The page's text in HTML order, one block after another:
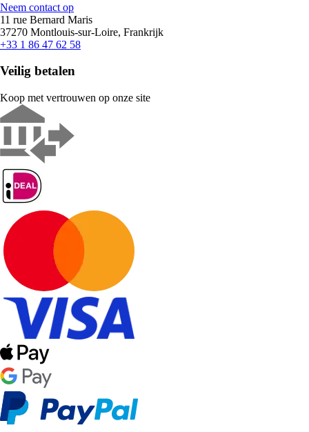
Neem contact op
11 rue Bernard Maris
37270 Montlouis-sur-Loire, Frankrijk
+33 1 86 47 62 58
Veilig betalen
Koop met vertrouwen op onze site